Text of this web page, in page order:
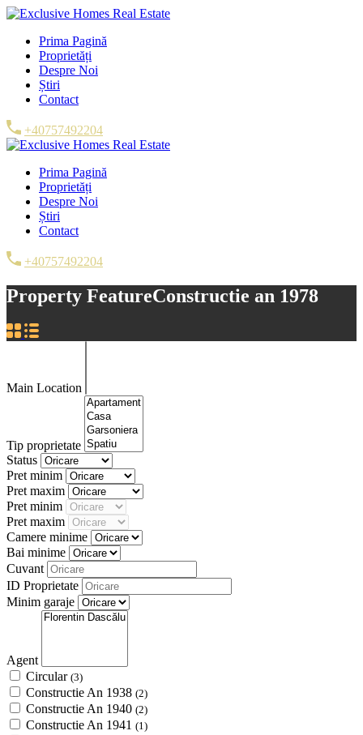
Prima Pagină
Proprietăți
Despre Noi
Știri
Contact
+40757492204
Prima Pagină
Proprietăți
Despre Noi
Știri
Contact
+40757492204
Property FeatureConstructie an 1978
Main Location
Tip proprietate
Status
Pret minim
Pret maxim
Pret minim
Pret maxim
Camere minime
Bai minime
Cuvant
ID Proprietate
Minim garaje
Agent
Circular (3)
Constructie An 1938 (2)
Constructie An 1940 (2)
Constructie An 1941 (1)